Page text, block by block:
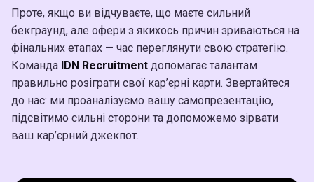
Проте, якщо ви відчуваєте, що маєте сильний
бекграунд, але офери з якихось причин зриваються на
фінальних етапах — час переглянути свою стратегію.
Команда IDN Recruitment допомагає талантам
правильно розіграти свої кар’єрні карти. Звертайтеся
до нас: ми проаналізуємо вашу самопрезентацію,
підсвітимо сильні сторони та допоможемо зірвати
ваш кар’єрний джекпот.